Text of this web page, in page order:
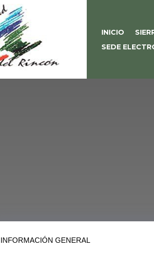
INICIO
SEDE
INFORMACIÓN GENERAL